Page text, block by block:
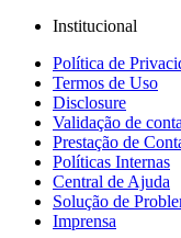
Institucional
Política de
Termos de Uso
Disclosure
Validação de
Prestação de
Políticas Internas
Central de Ajuda
Solução de
Imprensa